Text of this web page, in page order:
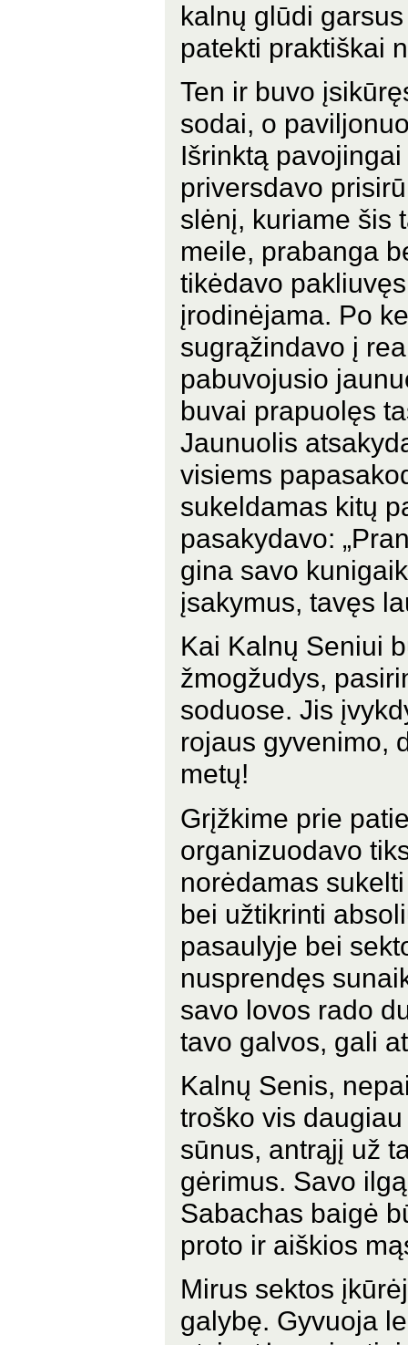
kalnų glūdi
patekti praktiškai
Ten ir buvo
sodai, o
Išrinktą
priversdavo
slėnį, kuriame šis
meile, prabanga
tikėdavo
įrodinėjama. Po
sugrąžindavo į
pabuvojusio
buvai prapuolęs
Jaunuolis
visiems
sukeldamas kitų
pasakydavo:
gina savo
įsakymus, tavęs
Kai Kalnų Seniui
žmogžudys,
soduose. Jis
rojaus gyvenimo,
metų!
Grįžkime prie
organizuodavo
norėdamas
bei užtikrinti
pasaulyje bei
nusprendęs
savo lovos rado
tavo galvos, gali
Kalnų Senis,
troško vis
sūnus, antrąjį už
gėrimus. Savo
Sabachas baigė
proto ir aiškios
Mirus sektos
galybę. Gyvuoja